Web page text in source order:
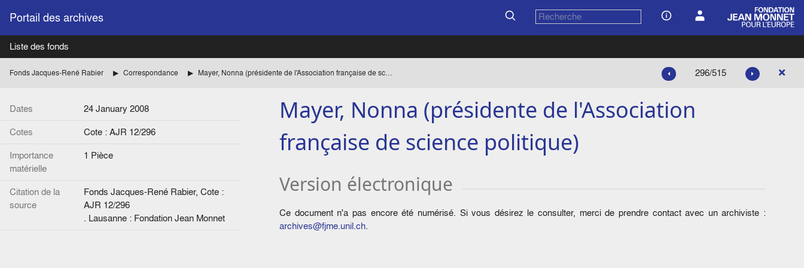
Portail des archives
Liste des fonds
Fonds Jacques-René Rabier Correspondance Mayer, Nonna (présidente de l'Association française de science politique) 296/515
Dates
24 January 2008
Cotes
Cote : AJR 12/296
Importance
matérielle
1 Pièce
Citation de la
source
Fonds Jacques-René Rabier, Cote :
AJR 12/296
. Lausanne : Fondation Jean Monnet
Mayer, Nonna (présidente de l'Association
française de science politique)
Version électronique
Ce document n'a pas encore été numérisé. Si vous désirez le consulter, merci de prendre contact avec un archiviste :
archives@fjme.unil.ch.